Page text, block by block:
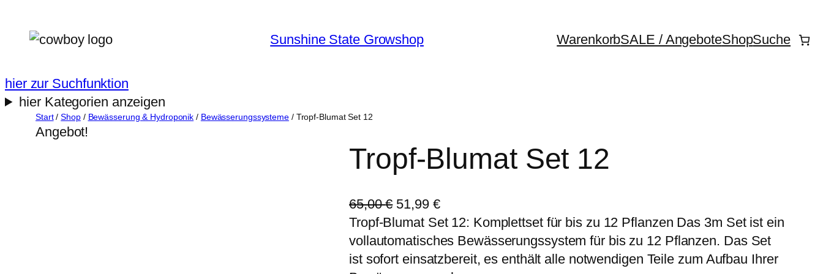
Inhalt
Sunshine State Growshop WarenkorbSALE / AngeboteShopSuche
hier zur Suchfunktion
hier Kategorien anzeigen
Start/Shop/ Bewässerung & Hydroponik / Bewässerungssysteme/ Tropf-Blumat Set 12
Angebot!
Tropf-Blumat Set 12
65,00€ U
r
s
p
51,99 €A
k
t
u
Tropf-Blumat Set 12: Komplettset für bis zu 12 Pflanzen Das 3m Set ist ein
vollautomatisches Bewässerungssystem für bis zu 12 Pflanzen. Das Set
ist sofort einsatzbereit, es enthält alle notwendigen Teile zum Aufbau Ihrer